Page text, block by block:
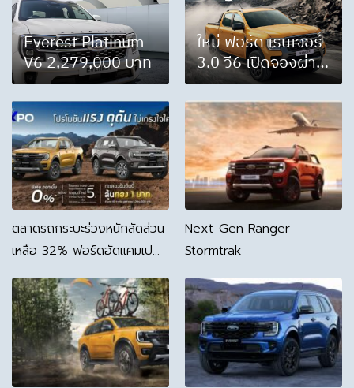
Everest Platinum
V6 2,279,000 บาท
ใหม่ ฟอร์ด เรนเจอร์
3.0 วี6 เปิดจองผ่าน
เว็ปไซต์ Ford
ตลาดรถกระบะร่วงหนักสัดส่วน
เหลือ 32% ฟอร์ดอัดแคมเปญ
หนักหวังซื้อใจ
Next-Gen Ranger
Stormtrak